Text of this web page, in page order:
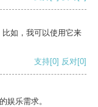
如，我可以使用它来
支持[0] 反对[0]
娱乐需求。